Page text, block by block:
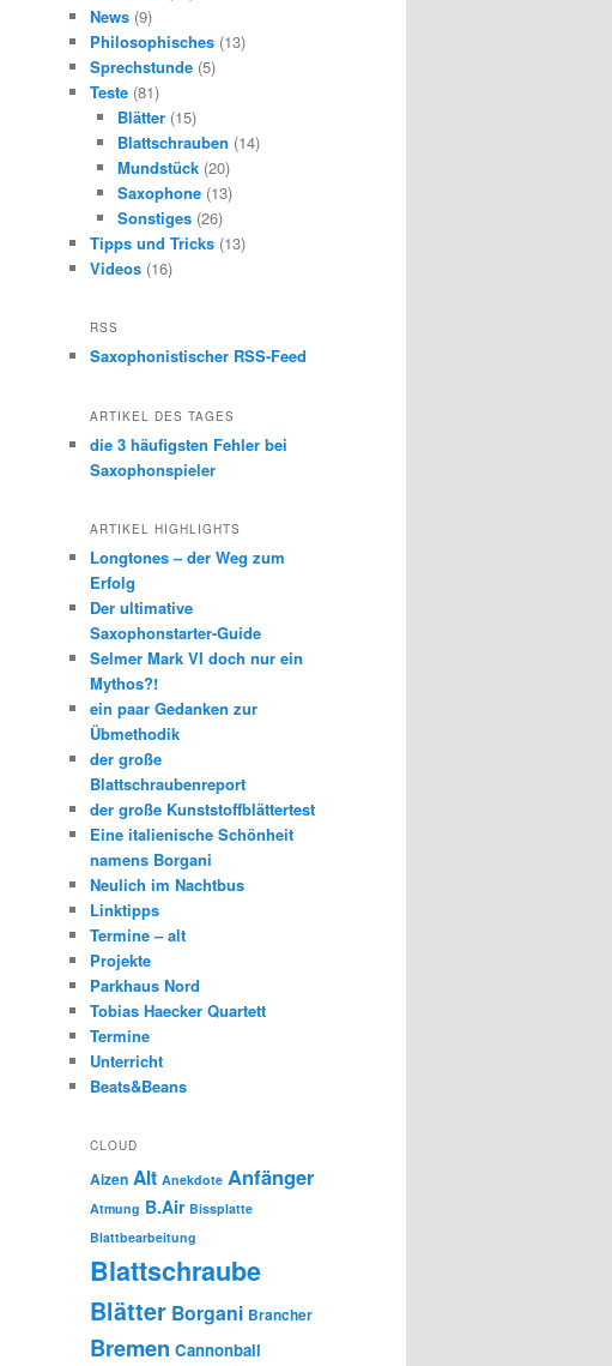
News (9)
Philosophisches (13)
Sprechstunde (5)
Teste (81)
Blätter(15)
Blattschrauben (14)
Mundstück(20)
Saxophone(13)
Sonstiges(26)
Tipps und Tricks (13)
Videos (16)
RSS
Saxophonistischer RSS-Feed
ARTIKEL DES TAGES
die 3 häufigsten Fehler bei
Saxophonspieler
ARTIKEL HIGHLIGHTS
Longtones – der Weg zum
Erfolg
Der ultimative
Saxophonstarter-Guide
Selmer Mark VI doch nur ein
Mythos?!
ein paar Gedanken zur
Übmethodik
der große
Blattschraubenreport
der große Kunststoffblättertest
Eine italienische Schönheit
namens Borgani
Neulich im Nachtbus
Linktipps
Termine – alt
Projekte
Parkhaus Nord
Tobias Haecker Quartett
Termine
Unterricht
Beats&Beans
CLOUD
Aizen Alt Anekdote Anfänger
Atmung B.Air Bissplatte
Blattbearbeitung
Blattschraube
Blätter Borgani Brancher
Bremen Cannonball